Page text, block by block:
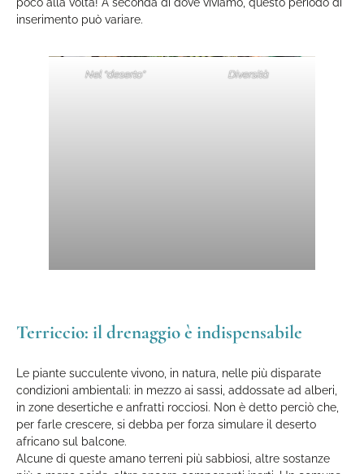
inserimento può variare.
Nel “deserto” Diversità
Terriccio: il drenaggio è indispensabile
Le piante succulente vivono, in natura, nelle più disparate
condizioni ambientali: in mezzo ai sassi, addossate ad alberi,
in zone desertiche e anfratti rocciosi. Non è detto perciò che,
per farle crescere, si debba per forza simulare il deserto
africano sul balcone.
Alcune di queste amano terreni più sabbiosi, altre sostanze